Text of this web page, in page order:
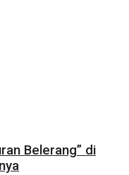
Belerang” di